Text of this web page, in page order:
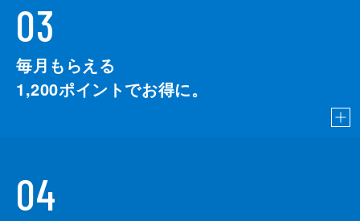
03
毎月もらえる
1,200ポイントでお得に。
04